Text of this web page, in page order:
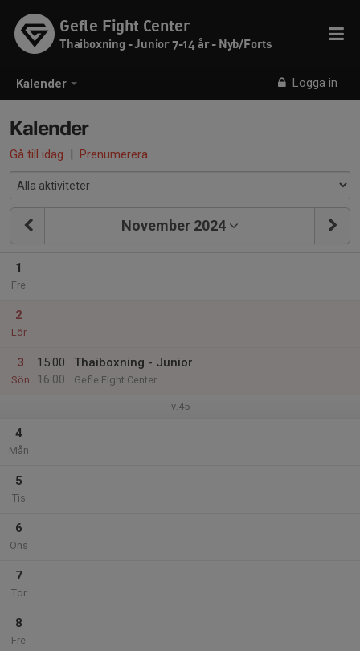
Kalender Logga in
Gefle Fight Center
Thaiboxning - Junior 7-14 år - Nyb/Forts
Kalender
Gå till idag | Prenumerera
November 2024
1
Fre
2
Lör
3
Sön
15:00
16:00
Thaiboxning - Junior
Gefle Fight Center
v.45
4
Mån
5
Tis
6
Ons
7
Tor
8
Fre